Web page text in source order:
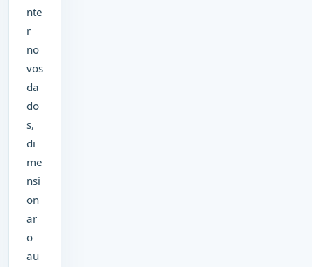
nte
r
no
vos
da
do
s,
di
me
nsi
on
ar
o
au